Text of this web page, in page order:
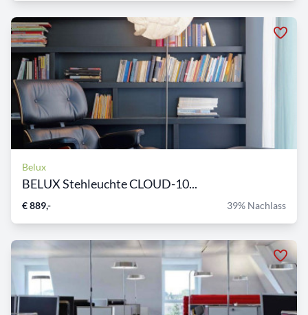
Belux
BELUX Stehleuchte CLOUD-10...
€ 889,- 39% Nachlass